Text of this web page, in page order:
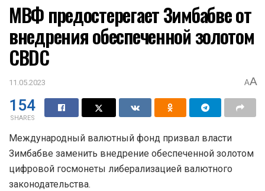
МВФ предостерегает Зимбабве от
внедрения обеспеченной золотом
CBDC
11.05.2023 AA
154
SHARES
Международный валютный фонд призвал власти
Зимбабве заменить внедрение обеспеченной золотом
цифровой госмонеты либерализацией валютного
законодательства.